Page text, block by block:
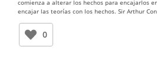
comienza a alterar los hechos para encajarlos
encajar las teorías con los hechos. Sir Arthur
0